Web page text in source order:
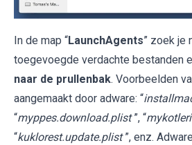
In de map “LaunchAgents” zoek je
toegevoegde verdachte bestanden
naar de prullenbak. Voorbeelden
aangemaakt door adware: “
“myppes.download.plist ”, “
“kuklorest.update.plist ”, enz.